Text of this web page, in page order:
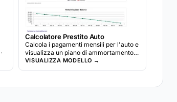
Calcolatore Prestito Auto
Calcola i pagamenti mensili per l'auto e
visualizza un piano di ammortamento
completo. Inserisci il prezzo del
veicolo, l'acconto, il tasso e la durata
VISUALIZZA MODELLO →